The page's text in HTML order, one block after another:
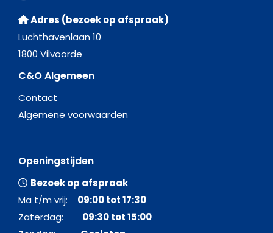
Adres (bezoek op afspraak)
Luchthavenlaan 10
1800 Vilvoorde
C&O Algemeen
Contact
Algemene voorwaarden
Openingstijden
Bezoek op afspraak
Ma t/m vrij: 09:00 tot 17:30
Zaterdag: 09:30 tot 15:00